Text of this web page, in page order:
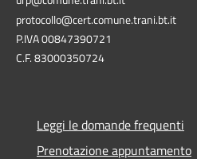
protocollo@cert.comune.trani.bt.it
P.IVA 00847390721
C.F. 83000350724
Leggi le domande frequenti
Prenotazione appuntamento